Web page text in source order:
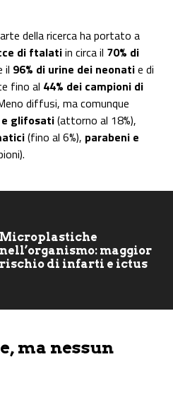
della ricerca ha portato a
di ftalatiin circa il 70% di
il 96% di urine dei neonatie di
fino al 44% dei campioni di
diffusi, ma comunque
glifosati(attorno al 18%),
(fino al 6%), parabeni e
Microplastiche
nell’organismo: maggior
rischio di infarti e ictus
ma nessun